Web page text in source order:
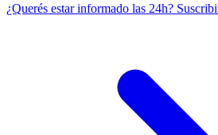
¿Querés estar informado las 24h?